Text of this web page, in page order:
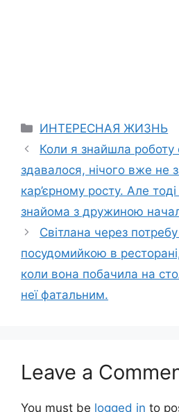
Categories
ИНТЕРЕСНАЯ ЖИЗНЬ
Коли я знайшла роботу
здавалося, нічого вже не
кар’єрному росту. Але
знайома з дружиною
Світлана через
посудомийкою в
коли вона побачила на
неї фатальним.
Leave a
You must be logged in to